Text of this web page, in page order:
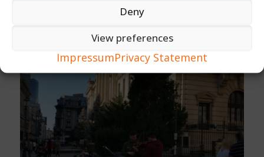
Deny
View preferences
Privacy Statement
Impressum